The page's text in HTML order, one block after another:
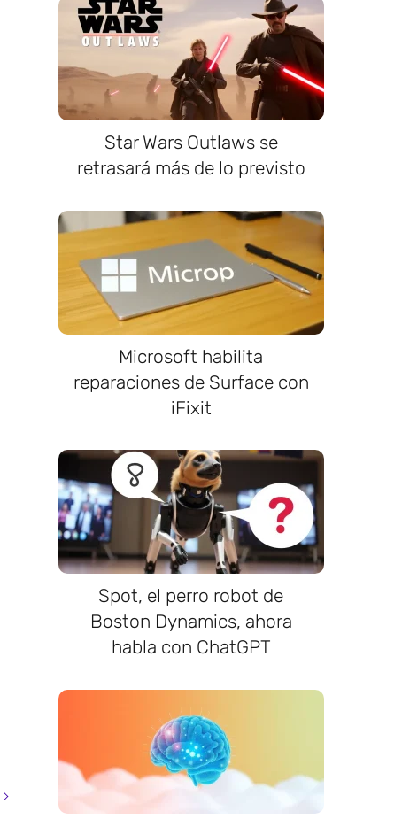
Star Wars Outlaws se
retrasará más de lo previsto
Microsoft habilita
reparaciones de Surface con
iFixit
Spot, el perro robot de
Boston Dynamics, ahora
habla con ChatGPT